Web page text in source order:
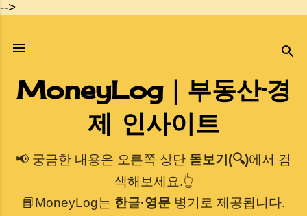
-->
기본 콘텐츠로 건너뛰기
MoneyLog｜부동산·경
제 인사이트
📢 궁금한 내용은 오른쪽 상단 돋보기(🔍)에서 검
색해보세요.👆
📘MoneyLog는 한글·영문 병기로 제공됩니다.